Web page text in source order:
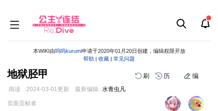
本WIKI由呜呜kurumi申请于2020年01月20日创建，编辑权限开放
帮助 | 收藏 | 常见问题
地狱胫甲 刷 历 编
阅读 2024-03-01更新 最新编辑: 水青虫凡
跳
跳
页面贡献者 :